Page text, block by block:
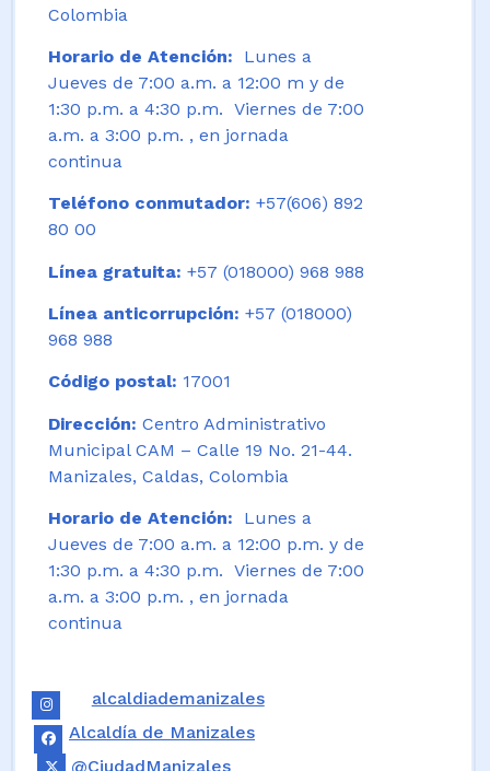
Colombia
Horario de Atención:
Lunes a
Jueves de 7:00 a.m. a 12:00 m y de
1:30 p.m. a 4:30 p.m. Viernes de 7:00
a.m. a 3:00 p.m. , en jornada
continua
Teléfono conmutador: +57(606) 892
80 00
Línea gratuita: +57 (018000) 968 988
Línea anticorrupción: +57 (018000)
968 988
Código postal: 17001
Dirección: Centro Administrativo
Municipal CAM – Calle 19 No. 21-44.
Manizales, Caldas, Colombia
Horario de Atención: Lunes a
Jueves de 7:00 a.m. a 12:00 p.m. y de
1:30 p.m. a 4:30 p.m. Viernes de 7:00
a.m. a 3:00 p.m. , en jornada
continua
alcaldiademanizales
Alcaldía de Manizales
@CiudadManizales